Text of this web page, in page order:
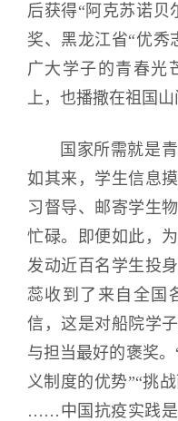
后获得“阿克苏诺贝
奖、黑龙江省“优秀
广大学子的青春光
上，也播撒在祖国
国家所需就是
如其来，学生信息
习督导、邮寄学生
忙碌。即便如此，
发动近百名学生投
蕊收到了来自全国
信，这是对船院学
与担当最好的褒奖
义制度的优势”“挑
……中国抗疫实践是